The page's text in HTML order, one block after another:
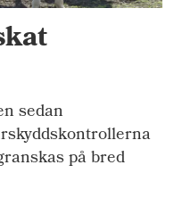
sedan
på bred